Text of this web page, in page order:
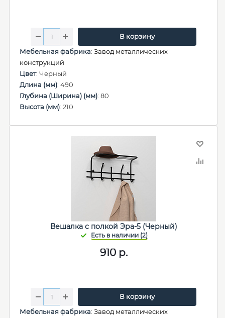
В корзину
Мебельная фабрика: Завод металлических
конструкций
Цвет: Черный
Длина (мм): 490
Глубина (Ширина) (мм): 80
Высота (мм): 210
Вешалка с полкой Эра-5 (Черный)
910р.
В корзину
Мебельная фабрика: Завод металлических